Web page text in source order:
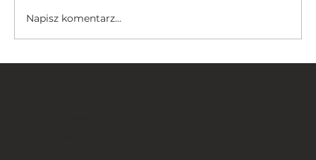
Napisz komentarz...